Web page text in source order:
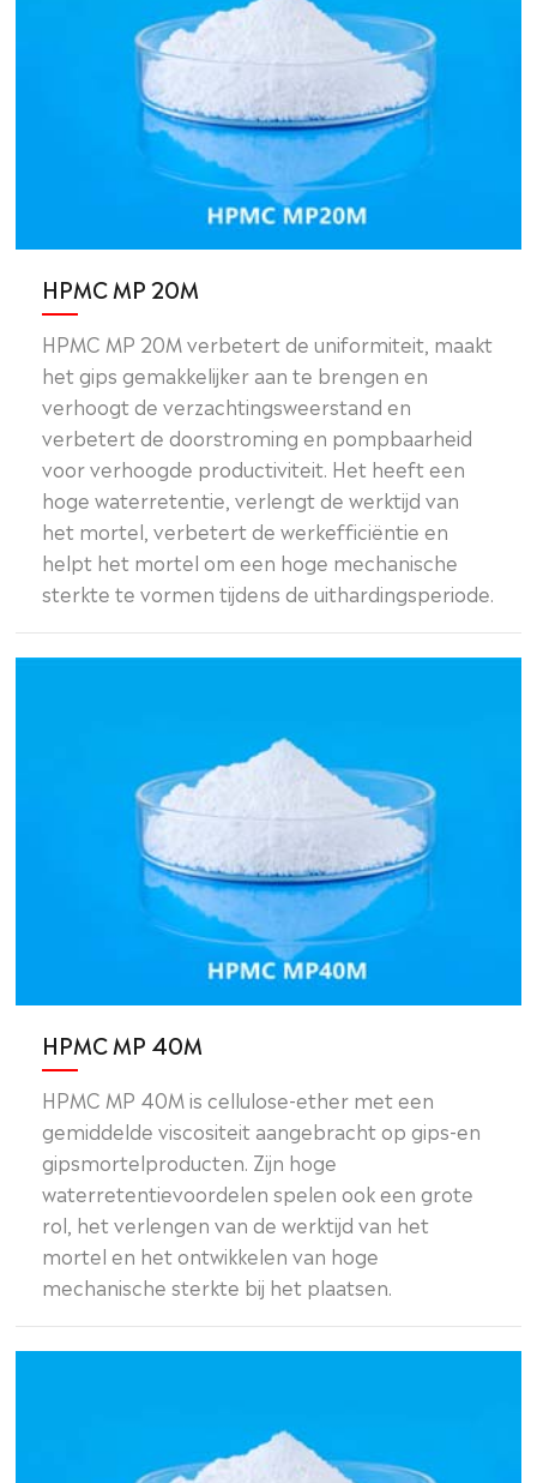
HPMC MP 20M
HPMC MP 20M verbetert de uniformiteit, maakt
het gips gemakkelijker aan te brengen en
verhoogt de verzachtingsweerstand en
verbetert de doorstroming en pompbaarheid
voor verhoogde productiviteit. Het heeft een
hoge waterretentie, verlengt de werktijd van
het mortel, verbetert de werkefficiëntie en
helpt het mortel om een hoge mechanische
sterkte te vormen tijdens de uithardingsperiode.
HPMC MP 40M
HPMC MP 40M is cellulose-ether met een
gemiddelde viscositeit aangebracht op gips-en
gipsmortelproducten. Zijn hoge
waterretentievoordelen spelen ook een grote
rol, het verlengen van de werktijd van het
mortel en het ontwikkelen van hoge
mechanische sterkte bij het plaatsen.